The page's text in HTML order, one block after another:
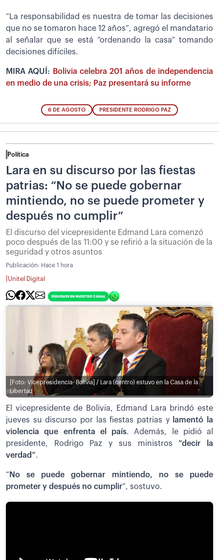
“La responsabilidad es nuestra de tomar las decisiones
que no se tomaron hace 12 años”, agregó el mandatario
al señalar que se está “ordenando la casa” tomando
decisiones difíciles.
MIRA AQUÍ:
Bolivia celebra 201 años de independencia
en medio de una crisis; Paz presentará su informe
6 DE AGOSTO PRESIDENTE RODRIGO PAZ
Política
Lara en su discurso por las fiestas
patrias: “No se puede gobernar
mintiendo, no se puede prometer y
después no cumplir”
El discurso del vicepresidente Edmand Lara comenzó
poco después de las 11:00 y se refirió a la situación de la
seguridad y otros asuntos
Publicación: Hace 1 hora
Unitel Digital
[Foto: Vicepresidencia- Bolivia] / Lara (centro) estuvo en la Casa de la
Libertad
El vicepresidente de Bolivia, Edmand Lara brindó este
jueves su discurso por las fiestas patrias y
lamentó la
violencia que enfrenta el país. Además, le pidió al
presidente, Rodrigo Paz y sus ministros“decir la
verdad”.
“ No se puede gobernar mintiendo, no se puede
prometer y después no cumplir”, sostuvo.